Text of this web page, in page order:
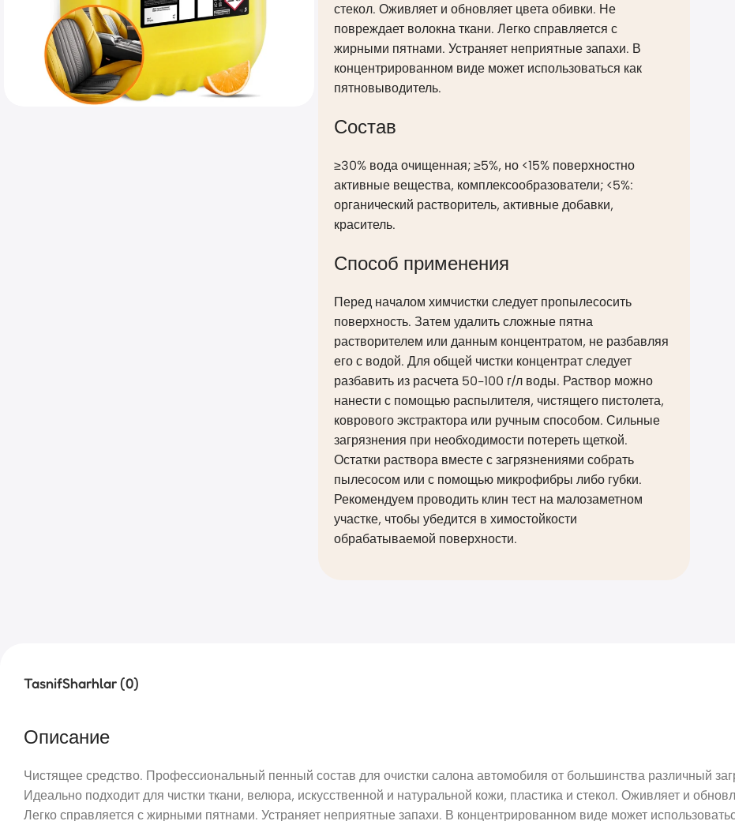
стекол. Оживляет и обновляет цвета обивки. Не
повреждает волокна ткани. Легко справляется с
жирными пятнами. Устраняет неприятные запахи. В
концентрированном виде может использоваться как
пятновыводитель.
Состав
≥30% вода очищенная; ≥5%, но <15% поверхностно
активные вещества, комплексообразователи; <5%:
органический растворитель, активные добавки,
краситель.
Способ применения
Перед началом химчистки следует пропылесосить
поверхность. Затем удалить сложные пятна
растворителем или данным концентратом, не разбавляя
его с водой. Для общей чистки концентрат следует
разбавить из расчета 50-100 г/л воды. Раствор можно
нанести с помощью распылителя, чистящего пистолета,
коврового экстрактора или ручным способом. Сильные
загрязнения при необходимости потереть щеткой.
Остатки раствора вместе с загрязнениями собрать
пылесосом или с помощью микрофибры либо губки.
Рекомендуем проводить клин тест на малозаметном
участке, чтобы убедится в химостойкости
обрабатываемой поверхности.
TasnifSharhlar (0)
Описание
Чистящее средство. Профессиональный пенный состав для очистки салона автомобиля от большинства различный
Идеально подходит для чистки ткани, велюра, искусственной и натуральной кожи, пластика и стекол. Оживляет и
Легко справляется с жирными пятнами. Устраняет неприятные запахи. В концентрированном виде может